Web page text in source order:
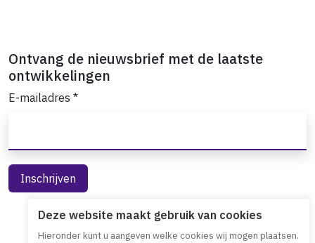
Ontvang de nieuwsbrief met de laatste
ontwikkelingen
E-mailadres *
Deze website maakt gebruik van cookies
Hieronder kunt u aangeven welke cookies wij mogen plaatsen.